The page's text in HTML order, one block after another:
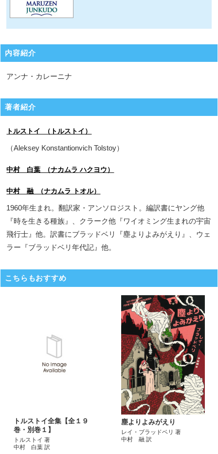
内容紹介
アンナ・カレーニナ
著者紹介
トルストイ （トルストイ）
（Aleksey Konstantionvich Tolstoy）
中村 白葉 （ナカムラ ハクヨウ）
中村 融 （ナカムラ トオル）
1960年生まれ。翻訳家・アンソロジスト。編訳書にヤング他
『時を生きる種族』、クラーク他『ワイオミング生まれの宇宙
飛行士』他。訳書にブラッドベリ『塵よりよみがえり』、ウェ
ラー『ブラッドベリ年代記』他。
こちらもおすすめ
トルストイ全集【全１９
巻・別巻１】
トルストイ 著
中村 白葉 訳
塵よりよみがえり
レイ・ブラッドベリ 著
中村 融 訳